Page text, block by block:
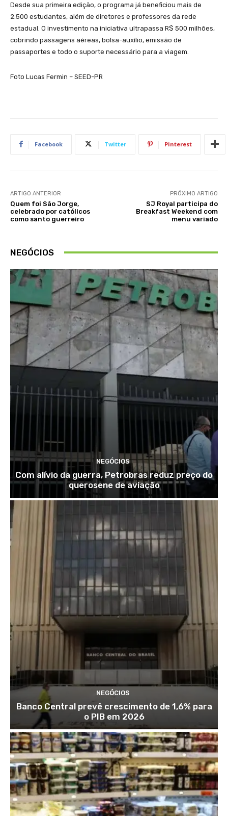
Desde sua primeira edição, o programa já beneficiou mais de
2.500 estudantes, além de diretores e professores da rede
estadual. O investimento na iniciativa ultrapassa R$ 500 milhões,
cobrindo passagens aéreas, bolsa-auxílio, emissão de
passaportes e todo o suporte necessário para a viagem.
Foto Lucas Fermin – SEED-PR
Facebook Twitter Pinterest
ARTIGO ANTERIOR
Quem foi São Jorge,
celebrado por católicos
como santo guerreiro
PRÓXIMO ARTIGO
SJ Royal participa do
Breakfast Weekend com
menu variado
NEGÓCIOS
NEGÓCIOS
Com alívio da guerra, Petrobras reduz preço do
querosene de aviação
NEGÓCIOS
Banco Central prevê crescimento de 1,6% para
o PIB em 2026